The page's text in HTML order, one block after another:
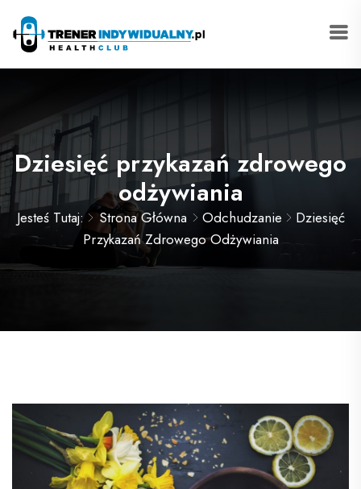
Dziesięć przykazań zdrowego
odżywiania
Jesteś Tutaj: Strona Główna Odchudzanie
Dziesięć
Przykazań Zdrowego Odżywiania